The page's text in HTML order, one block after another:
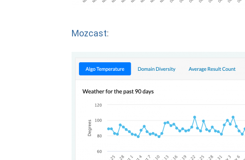
Mozcast: